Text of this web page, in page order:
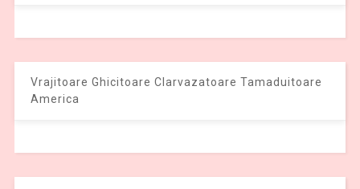
Vrajitoare Ghicitoare Clarvazatoare Tamaduitoare
America